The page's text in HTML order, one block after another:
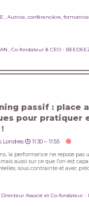
, Autrice, conférencière,
, Co-fondateur & CEO -
passif : place
pour pratiquer
Londres 11:30 –11:55
la performance ne repose pas
aussi sur ce que l’on est
sous contrainte et avec
Associé et Co-fondateur -